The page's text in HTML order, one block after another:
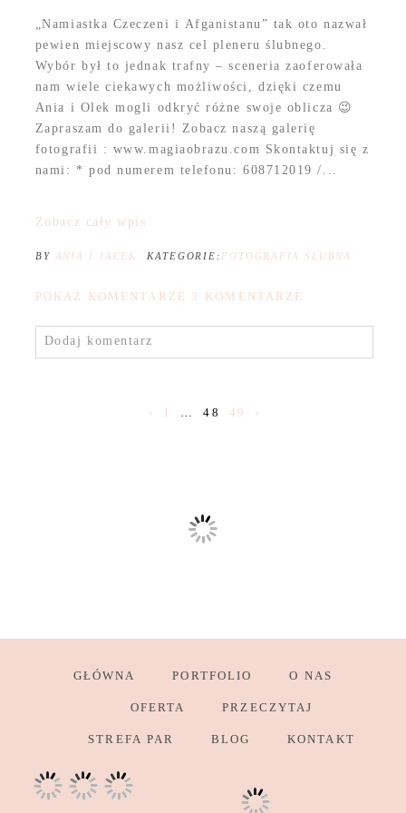
„Namiastka Czeczeni i Afganistanu” tak oto nazwał
pewien miejscowy nasz cel pleneru ślubnego.
Wybór był to jednak trafny – sceneria zaoferowała
nam wiele ciekawych możliwości, dzięki czemu
Ania i Olek mogli odkryć różne swoje oblicza 😉
Zapraszam do galerii! Zobacz naszą galerię
fotografii : www.magiaobrazu.com Skontaktuj się z
nami: * pod numerem telefonu: 608712019 /...
Zobacz cały wpis
BY ANIA I JACEK KATEGORIE: FOTOGRAFIA ŚLUBNA
POKAŻ KOMENTARZE 3 KOMENTARZE
Dodaj komentarz
‹ 1 48 49 ›
GŁÓWNA PORTFOLIO O NAS
OFERTA PRZECZYTAJ
STREFA PAR BLOG KONTAKT